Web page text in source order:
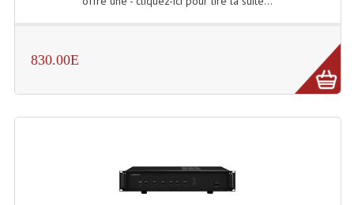
Controleurs DJ USB / MP3
Consoles Numériques
830.00E